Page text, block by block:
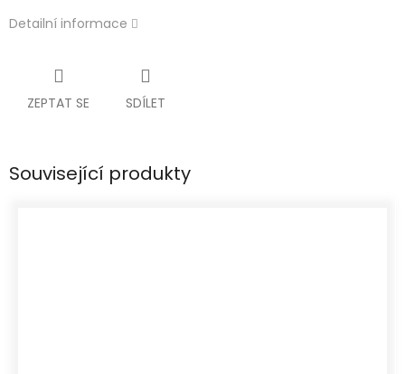
Detailní informace
ZEPTAT SE SDÍLET
Související produkty